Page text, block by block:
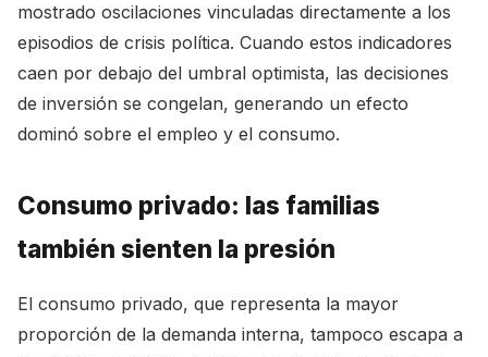
mostrado oscilaciones vinculadas directamente a los
episodios de crisis política. Cuando estos indicadores
caen por debajo del umbral optimista, las decisiones
de inversión se congelan, generando un efecto
dominó sobre el empleo y el consumo.
Consumo privado: las familias
también sienten la presión
El consumo privado, que representa la mayor
proporción de la demanda interna, tampoco escapa a